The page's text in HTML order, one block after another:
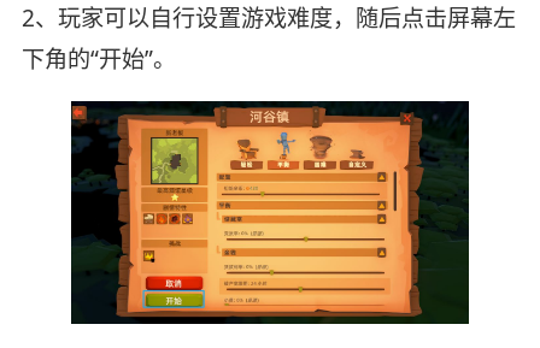
2、玩家可以自行设置游戏难度，随后点击屏幕左
下角的“开始”。